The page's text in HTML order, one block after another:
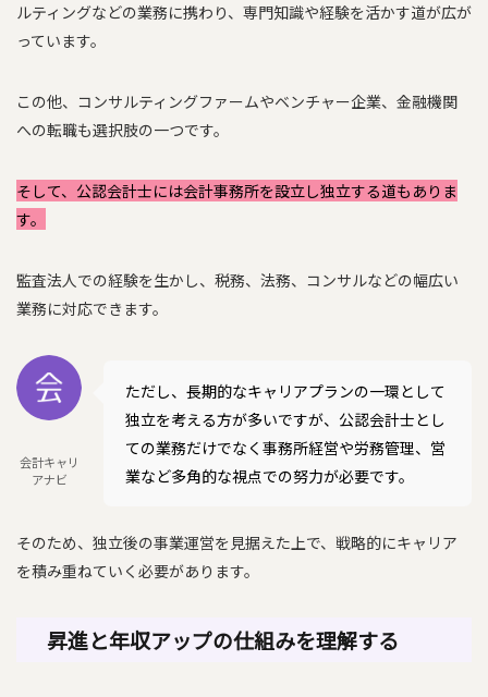
ルティングなどの業務に携わり、専門知識や経験を活かす道が広が
っています。
この他、コンサルティングファームやベンチャー企業、金融機関
への転職も選択肢の一つです。
そして、公認会計士には会計事務所を設立し独立する道もありま
す。
監査法人での経験を生かし、税務、法務、コンサルなどの幅広い
業務に対応できます。
会計キャリ
アナビ
ただし、長期的なキャリアプランの一環として
独立を考える方が多いですが、公認会計士とし
ての業務だけでなく事務所経営や労務管理、営
業など多角的な視点での努力が必要です。
そのため、独立後の事業運営を見据えた上で、戦略的にキャリア
を積み重ねていく必要があります。
昇進と年収アップの仕組みを理解する